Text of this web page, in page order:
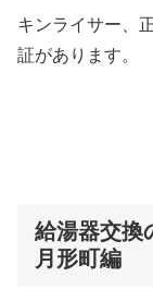
キンライサー、
証があります。
給湯器交
月形町編